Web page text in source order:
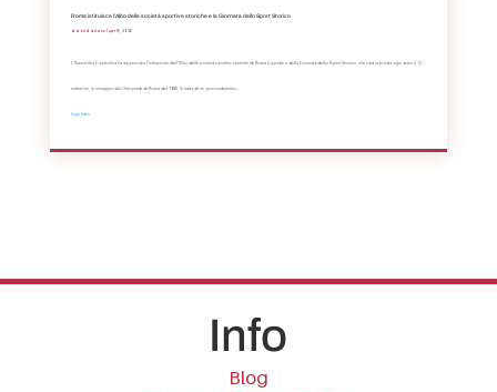
Roma istituisce l’Albo delle società sportive storiche e la Giornata dello Sport Storico
Redazione Apr 16, 2026
L’Assemblea Capitolina ha approvato l’istituzione dell’Albo delle società sportive storiche di Roma Capitale e della Giornata dello Sport Storico, che sarà celebrata ogni anno il 12
settembre, in omaggio alle Olimpiadi di Roma del 1960. Si tratta di un provvedimento...
Info
Blog